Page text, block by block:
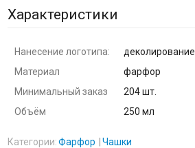
Характеристики
Нанесение логотипа:
деколирование
Материал
фарфор
Минимальный заказ
204 шт.
Объём
250 мл
Категории:Фарфор Чашки